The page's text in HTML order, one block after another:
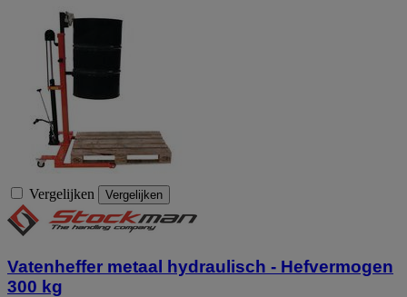
Vergelijken Vergelijken
Vatenheffer metaal hydraulisch - Hefvermogen
300 kg